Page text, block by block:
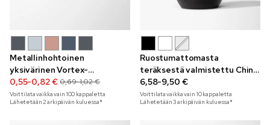
Metallinhohtoinen
yksivärinen Vortex-
kosketusnäyttökynä
0,55-0,82 € 0,69-1,02 €
Voit tilata vaikka vain 100 kappaletta
Lähetetään 2 arkipäivän kuluessa*
Ruostumattomasta
teräksestä valmistettu Chin
Chin -viinimuki kaiverruksella
300 ml
6,58-9,50 €
Voit tilata vaikka vain 10kappaletta
Lähetetään 3 arkipäivän kuluessa*